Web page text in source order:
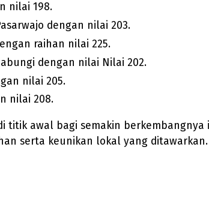
nilai 198.
dengan nilai 203.
raihan nilai 225.
dengan nilai Nilai 202.
nilai 205.
nilai 208.
awal bagi semakin
serta keunikan lokal yang ditawarkan.